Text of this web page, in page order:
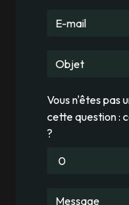
Vous n'êtes pas
cette question :
?